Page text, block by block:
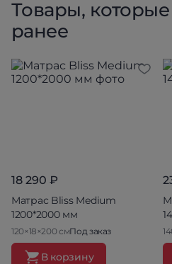
Товары,
ранее
18 290 ₽
Матрас Bliss Medium
1200*2000 мм
120×18×200 смПод заказ
В корзину